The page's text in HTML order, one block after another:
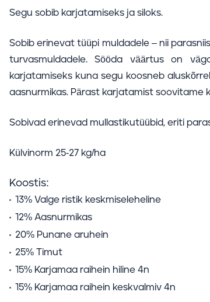
Segu sobib karjatamiseks ja siloks.
Sobib erinevat tüüpi muldadele – nii
turvasmuldadele. Sööda väärtus on
karjatamiseks kuna segu koosneb
aasnurmikas. Pärast karjatamist soovitame
Sobivad erinevad mullastikutüübid, eriti
Külvinorm 25-27 kg/ha
Koostis:
13% Valge ristik keskmiseleheline
12% Aasnurmikas
20% Punane aruhein
25% Timut
15% Karjamaa raihein hiline 4n
15% Karjamaa raihein keskvalmiv 4n